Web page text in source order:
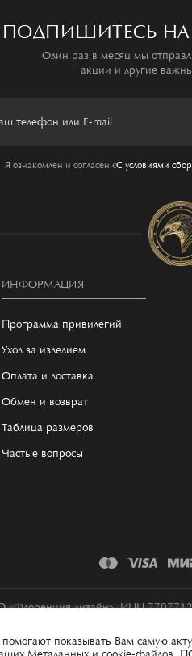
показывать Вам самую
ПОДПИШИТЕСЬ НА
Один раз в месяц мы
акции и другие
Я ознакомлен и согласен «C условиями
ИНФОРМАЦИЯ
Программа привилегий
Уход за изделием
Оплата и доставка
Обмен и возврат
Таблица размеров
Частые вопросы
дизайн», ИНН
Карта